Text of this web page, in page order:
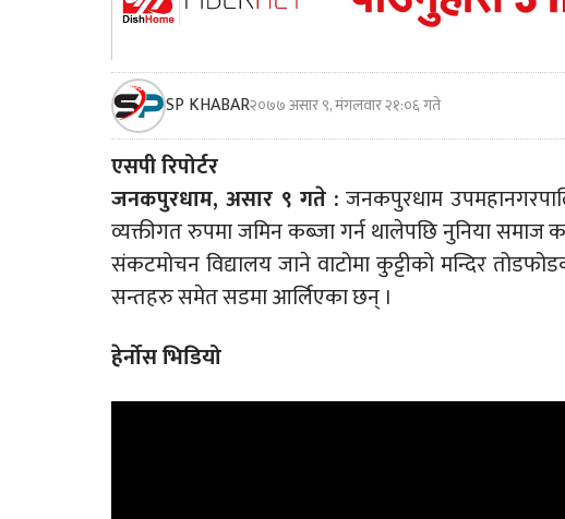
SP KHABAR२०७७ असार ९, मंगलवार २१:०६ गते
एसपी रिपोर्टर
जनकपुरधाम, असार ९ गते : जनकपुरधाम
व्यक्तीगत रुपमा जमिन कब्जा गर्न थालेपछि नुनिया समाज
संकटमोचन विद्यालय जाने वाटोमा कुट्टीको मन्दिर
सन्तहरु समेत सडमा आर्लिएका छन् ।
हेर्नोस भिडियो